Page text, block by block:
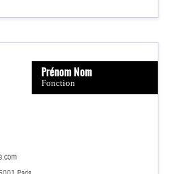
Fonction
Prénom Nom